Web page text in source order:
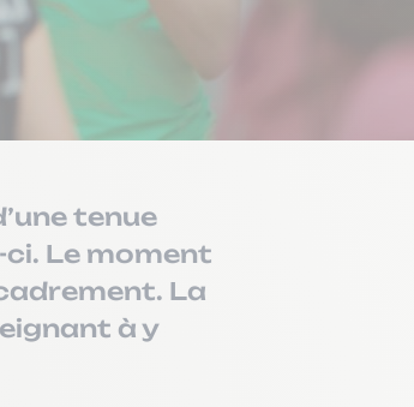
tenue
Le moment
La
à y